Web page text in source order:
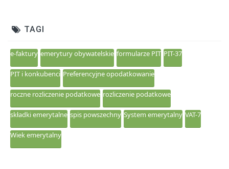
TAGI
e-faktury emerytury obywatelskie formularze PIT PIT-37
PIT i konkubenci Preferencyjne opodatkowanie
roczne rozliczenie podatkowe rozliczenie podatkowe
składki emerytalne spis powszechny System emerytalny VAT-7
Wiek emerytalny